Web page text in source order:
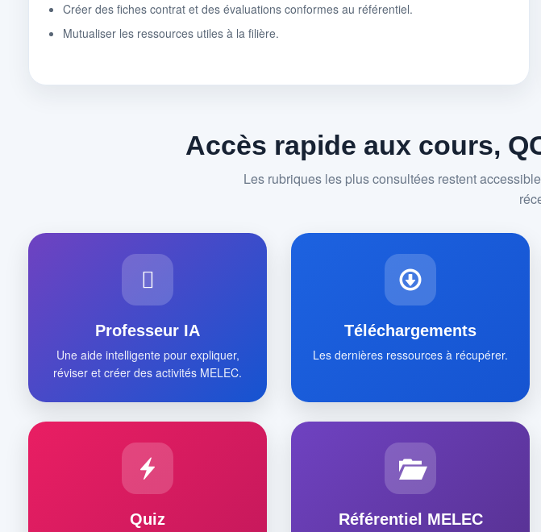
Créer des fiches contrat et des évaluations conformes au référentiel.
Mutualiser les ressources utiles à la filière.
Accès rapide aux cours,
Les rubriques les plus consultées restent
Professeur IA
Une aide intelligente pour expliquer,
réviser et créer des activités MELEC.
Téléchargements
Les dernières ressources à récupérer.
Quiz Référentiel MELEC